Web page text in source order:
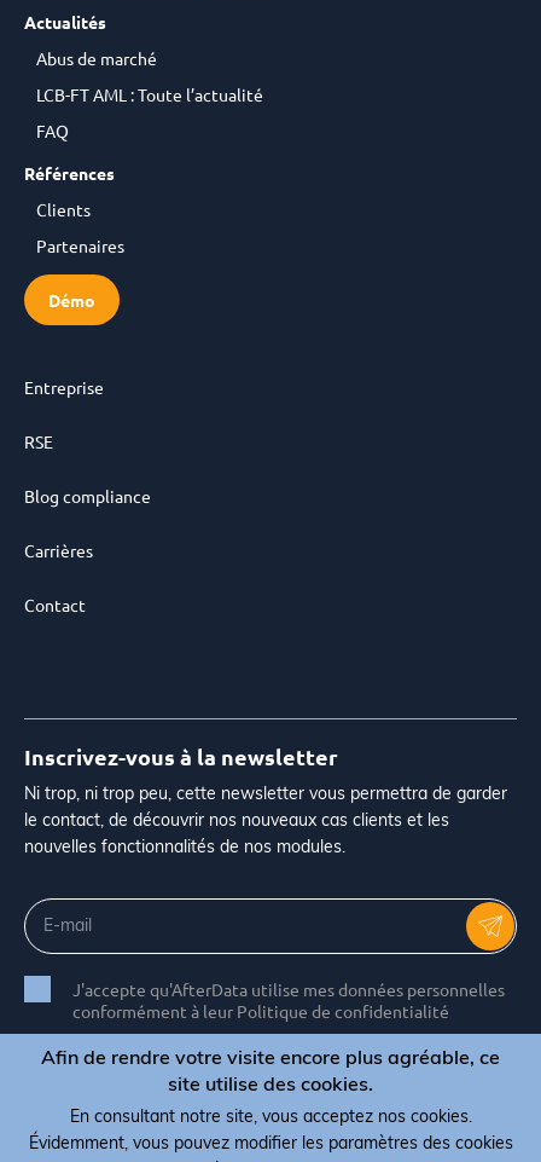
Actualités
Abus de marché
LCB-FT AML : Toute l’actualité
FAQ
Références
Clients
Partenaires
Démo
Entreprise
RSE
Blog compliance
Carrières
Contact
Inscrivez-vous à la newsletter
Ni trop, ni trop peu, cette newsletter vous permettra de garder
le contact, de découvrir nos nouveaux cas clients et les
nouvelles fonctionnalités de nos modules.
J'accepte qu'AfterData utilise mes données personnelles
conformément à leur Politique de confidentialité
© Copyright 2026 AfterData - All rights reserved
Afin de rendre votre visite encore plus agréable, ce
site utilise des cookies.
En consultant notre site, vous acceptez nos cookies.
Évidemment, vous pouvez modifier les paramètres des cookies